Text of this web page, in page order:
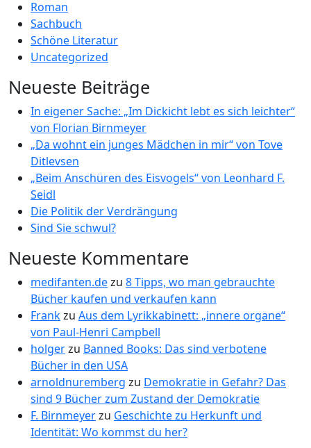
Roman
Sachbuch
Schöne Literatur
Uncategorized
Neueste Beiträge
In eigener Sache: „Im Dickicht lebt es sich leichter“
von Florian Birnmeyer
„Da wohnt ein junges Mädchen in mir“ von Tove
Ditlevsen
„Beim Anschüren des Eisvogels“ von Leonhard F.
Seidl
Die Politik der Verdrängung
Sind Sie schwul?
Neueste Kommentare
medifanten.dezu 8 Tipps, wo man gebrauchte
Bücher kaufen und verkaufen kann
Frankzu Aus dem Lyrikkabinett: „innere organe“
von Paul-Henri Campbell
holgerzu Banned Books: Das sind verbotene
Bücher in den USA
arnoldnuremberg zu Demokratie in Gefahr? Das
sind 9 Bücher zum Zustand der Demokratie
F. Birnmeyerzu Geschichte zu Herkunft und
Identität: Wo kommst du her?